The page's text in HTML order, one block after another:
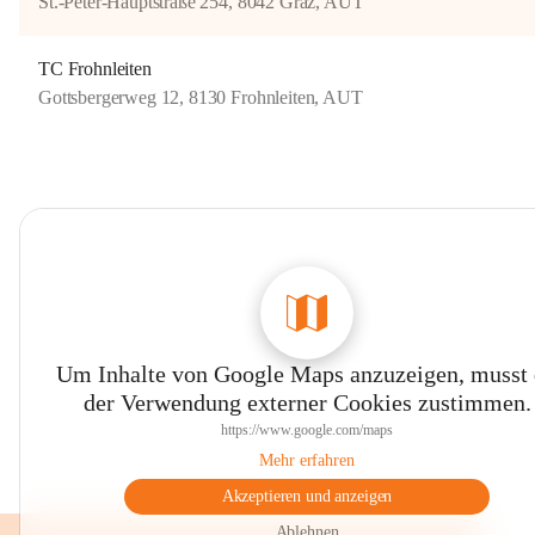
TC Frohnleiten
Gottsbergerweg 12, 8130 Frohnleiten, AUT
Um Inhalte von Google Maps anzuzeigen, musst
der Verwendung externer Cookies zustimmen.
https://www.google.com/maps
Mehr erfahren
Akzeptieren und anzeigen